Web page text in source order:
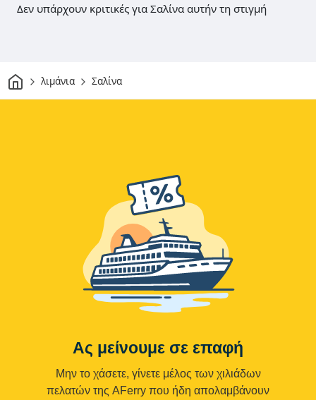
Δεν υπάρχουν κριτικές για Σαλίνα αυτήν τη στιγμή
Σπίτιλιμάνια Σαλίνα
Ας μείνουμε σε επαφή
Μην το χάσετε, γίνετε μέλος των χιλιάδων
πελατών της AFerry που ήδη απολαμβάνουν